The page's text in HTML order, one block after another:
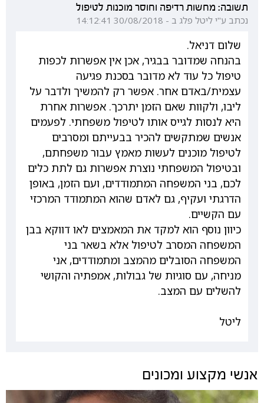
תשובה: מחשות רדיפה וחוסר מוכנות לטיפול
נכתב ע"י ליטל פלג ב - 30/08/2018 14:12:41
שלום דניאל.
בהנחה שמדובר בבגיר, אכן אין אפשרות לכפות
טיפול כל עוד לא מדובר בסכנת פגיעה
עצמית/באדם אחר. אפשר רק להמשיך ולדבר על
ליבו, ולקוות שאם הזמן יתרכך. אפשרות אחרת
היא לנסות לגייס אותו לטיפול משפחתי. לפעמים
אנשים שמתקשים להכיר בבעייתם ומסרבים
לטיפול מוכנים לעשות מאמץ עבור משפחתם,
ובטיפול המשפחתי נוצרת אפשרות גם לתת כלים
לכם, בני המשפחה המתמודדים, ועם הזמן, באופן
הדרגתי ועקיף, גם לאדם שהוא המתמודד המרכזי
עם הקשיים.
כיוון נוסף הוא למקד את המאמצים לאו דווקא בבן
המשפחה המסרב לטיפול אלא בשאר בני
המשפחה הסובלים מהמצב ומתמודדים, אני
מניחה, עם סוגיות של גבולות, אמפתיה והקושי
להשלים עם המצב.
ליטל
אנשי מקצוע ומכונים